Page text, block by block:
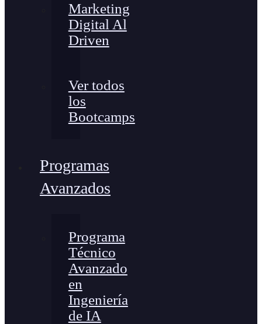
Marketing
Digital Al
Driven
Ver todos
los
Bootcamps
Programas
Avanzados
Programa
Técnico
Avanzado
en
Ingeniería
de IA